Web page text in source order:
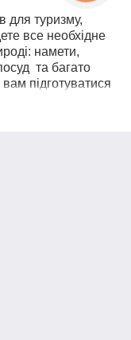
для туризму,
все необхідне
намети,
та багато
підготуватися